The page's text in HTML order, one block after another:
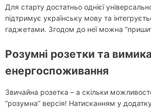
Для старту достатньо однієї
підтримує українську мову та
гаджетами. Згодом до неї можна
Розумні розетки та
енергоспоживання
Звичайна розетка – а скільки
“розумна” версія! Натисканням у